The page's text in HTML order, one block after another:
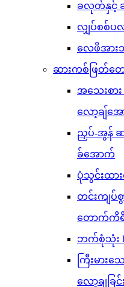
ခလုတ်နှင့်
လျှပ်စစ်ပလ
လေဖိအားသုံ
ဆားကစ်ဖြတ်တ
အသေးစာ
လော့ချ်အ
ညှပ်-အွန်
ခ်အောက်
ပုံသွင်းထားသ
တင်းကျပ်
တောက်ကိ
ဘက်စုံသုံး
ကြီးမား
လော့ချခြင်